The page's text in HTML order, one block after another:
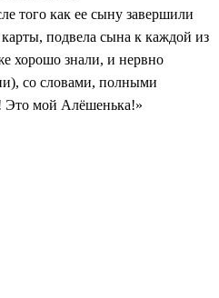
того как ее сыну завершили
подвела сына к каждой из
хорошо знали, и нервно
со словами, полными
Это мой Алёшенька!»